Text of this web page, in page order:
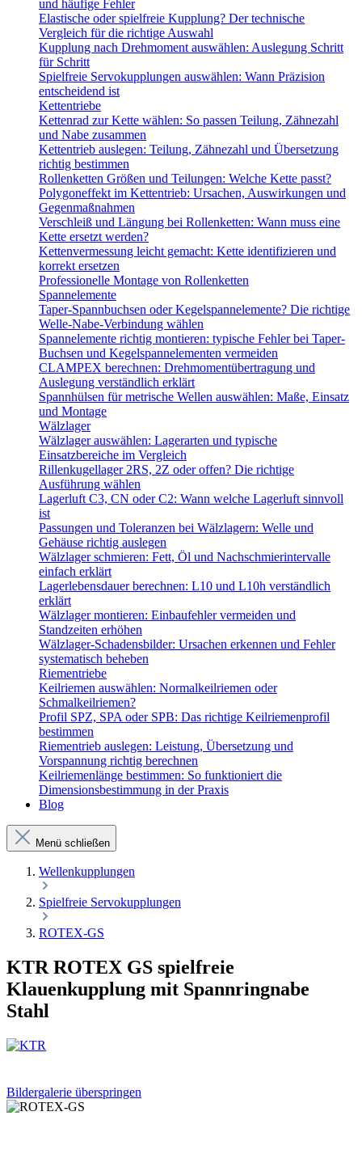
und häufige Fehler
Elastische oder spielfreie Kupplung? Der technische
Vergleich für die richtige Auswahl
Kupplung nach Drehmoment auswählen: Auslegung Schritt
für Schritt
Spielfreie Servokupplungen auswählen: Wann Präzision
entscheidend ist
Kettentriebe
Kettenrad zur Kette wählen: So passen Teilung, Zähnezahl
und Nabe zusammen
Kettentrieb auslegen: Teilung, Zähnezahl und Übersetzung
richtig bestimmen
Rollenketten Größen und Teilungen: Welche Kette passt?
Polygoneffekt im Kettentrieb: Ursachen, Auswirkungen und
Gegenmaßnahmen
Verschleiß und Längung bei Rollenketten: Wann muss eine
Kette ersetzt werden?
Kettenvermessung leicht gemacht: Kette identifizieren und
korrekt ersetzen
Professionelle Montage von Rollenketten
Spannelemente
Taper-Spannbuchsen oder Kegelspannelemente? Die richtige
Welle-Nabe-Verbindung wählen
Spannelemente richtig montieren: typische Fehler bei Taper-
Buchsen und Kegelspannelementen vermeiden
CLAMPEX berechnen: Drehmomentübertragung und
Auslegung verständlich erklärt
Spannhülsen für metrische Wellen auswählen: Maße, Einsatz
und Montage
Wälzlager
Wälzlager auswählen: Lagerarten und typische
Einsatzbereiche im Vergleich
Rillenkugellager 2RS, 2Z oder offen? Die richtige
Ausführung wählen
Lagerluft C3, CN oder C2: Wann welche Lagerluft sinnvoll
ist
Passungen und Toleranzen bei Wälzlagern: Welle und
Gehäuse richtig auslegen
Wälzlager schmieren: Fett, Öl und Nachschmierintervalle
einfach erklärt
Lagerlebensdauer berechnen: L10 und L10h verständlich
erklärt
Wälzlager montieren: Einbaufehler vermeiden und
Standzeiten erhöhen
Wälzlager-Schadensbilder: Ursachen erkennen und Fehler
systematisch beheben
Riementriebe
Keilriemen auswählen: Normalkeilriemen oder
Schmalkeilriemen?
Profil SPZ, SPA oder SPB: Das richtige Keilriemenprofil
bestimmen
Riementrieb auslegen: Leistung, Übersetzung und
Vorspannung richtig berechnen
Keilriemenlänge bestimmen: So funktioniert die
Dimensionsbestimmung in der Praxis
Blog
Menü schließen
Wellenkupplungen
Spielfreie Servokupplungen
ROTEX-GS
KTR ROTEX GS spielfreie
Klauenkupplung mit Spannringnabe
Stahl
Bildergalerie überspringen